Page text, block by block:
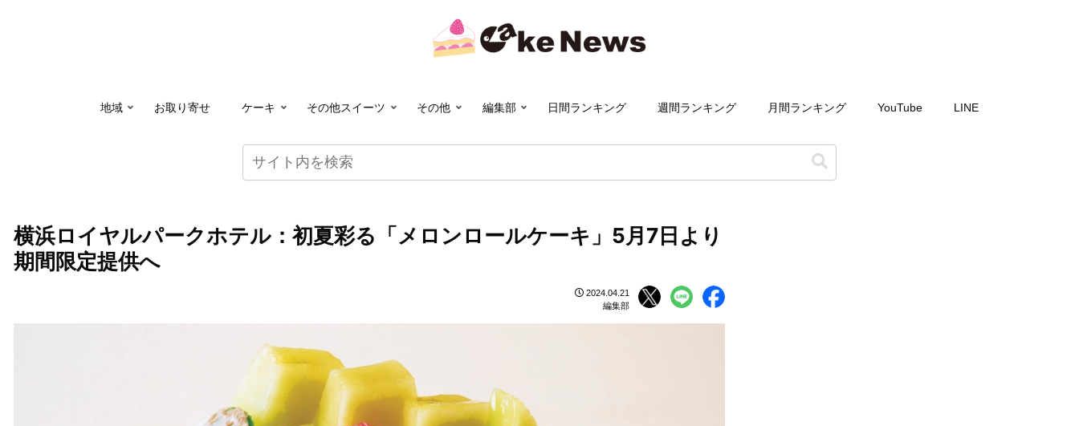
地域 お取り寄せ ケーキ その他スイーツ その他 編集部 日間ランキング 週間ランキング 月間ランキング YouTube LINE
横浜ロイヤルパークホテル：初夏彩る「メロンロールケーキ」5月7日より
期間限定提供へ
2024.04.21
編集部